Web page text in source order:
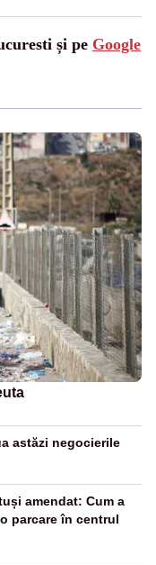
și pe Google
astăzi negocierile
amendat: Cum a
parcare în centrul